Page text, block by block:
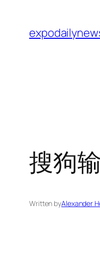
content
搜狗
Written byAlexander